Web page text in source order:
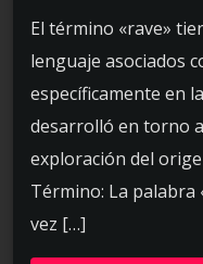
El término «rave»
lenguaje asociados
específicamente en
desarrolló en torno
exploración del
Término: La
vez […]